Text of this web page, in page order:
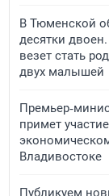
В Тюменской
десятки
везет стать
двух малышей
примет
Владивостоке
Публикуем